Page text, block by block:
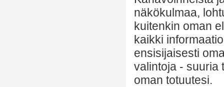
näkökulmaa,
kuitenkin oman
kaikki
ensisijaisesti
valintoja - suuria
oman totuutesi.